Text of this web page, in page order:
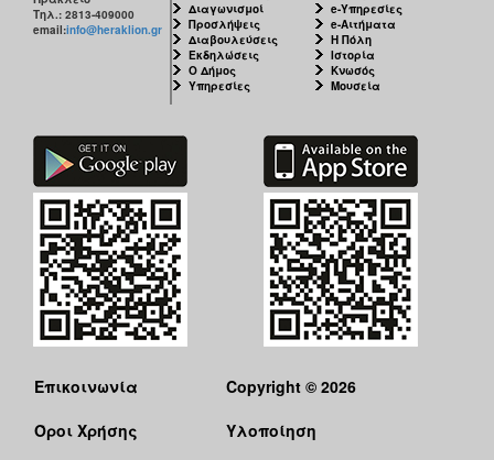
Τηλ.: 2813-409000
email:info@heraklion.gr
Διαγωνισμοί
Προσλήψεις
Διαβουλεύσεις
Εκδηλώσεις
Ο Δήμος
Υπηρεσίες
e-Υπηρεσίες
e-Αιτήματα
Η Πόλη
Ιστορία
Κνωσός
Μουσεία
Επικοινωνία
Όροι Χρήσης
Copyright © 2026
Υλοποίηση